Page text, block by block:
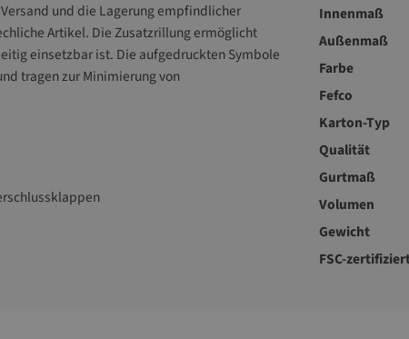
und die Lagerung empfindlicher
Artikel. Die Zusatzrillung ermöglicht
einsetzbar ist. Die aufgedruckten Symbole
tragen zur Minimierung von
Innenmaß
Außenmaß
Farbe
Fefco
Karton-Typ
Qualität
Gurtmaß
Volumen
Gewicht
FSC-